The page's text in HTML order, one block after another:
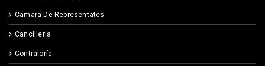
Cámara De Representates
Cancillería
Contraloría